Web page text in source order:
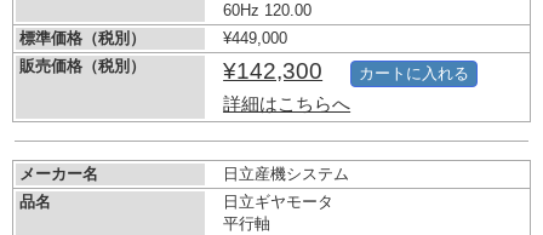
60Hz 120.00
標準価格（税別）
¥449,000
販売価格（税別）
¥142,300
詳細はこちらへ
カートに入れる
メーカー名
日立産機システム
品名
日立ギヤモータ
平行軸